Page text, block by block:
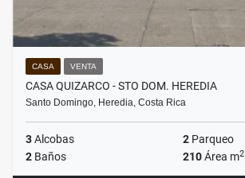
CASA VENTA
CASA QUIZARCO - STO DOM. HEREDIA
Santo Domingo, Heredia, Costa Rica
3Alcobas 2 Parqueo
2 Baños 210Área m2